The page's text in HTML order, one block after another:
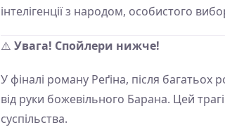
інтелігенції з народом, особистого
⚠️ Увага! Спойлери нижче!
У фіналі роману Реґіна, після
від руки божевільного Барана. Цей
суспільства.